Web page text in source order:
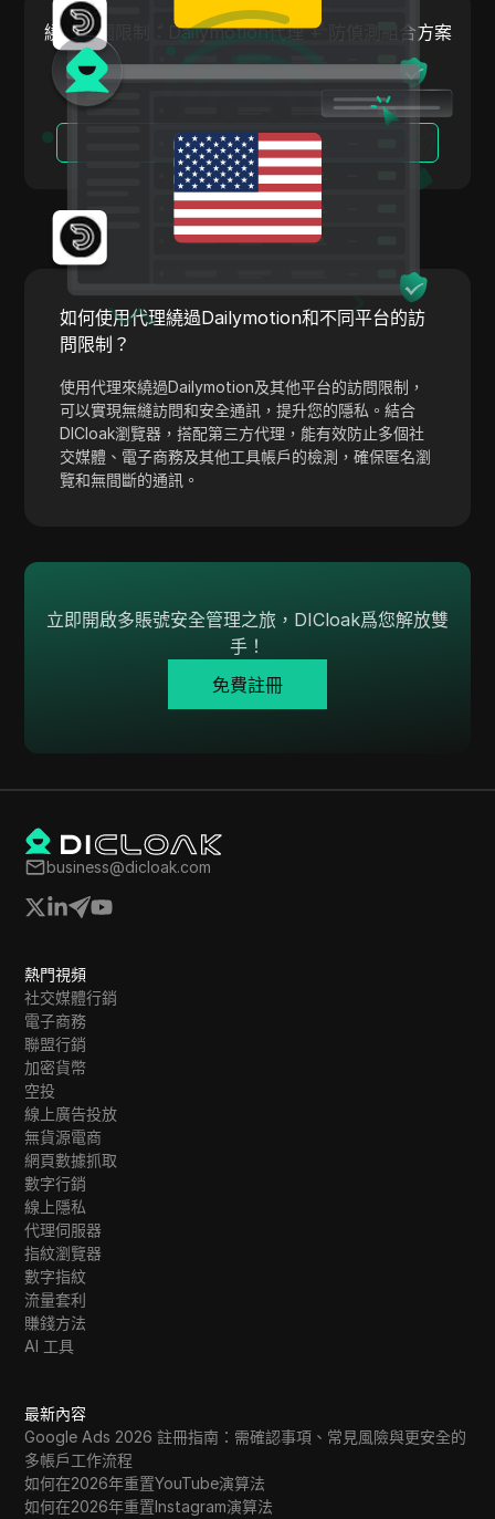
Payoneer
PayPal
Pinterest
PropellerAds
Quora
Rakuten
Reddit
Reddit Ads
Shopee
Shopify
Telegram
TransferWise
Tumblr
Twitch
Upwork
Venmo
Vimeo
VKontakte
Walmart Marketplace
Wayfair
WeChat
Western Union
WhatsApp Business
繞過美國限制：Dailymotion代理 + 防偵測組合方案
閱讀更多
如何使用代理繞過Dailymotion和不同平台的訪
問限制？
使用代理來繞過Dailymotion及其他平台的訪問限制，
可以實現無縫訪問和安全通訊，提升您的隱私。結合
DICloak瀏覽器，搭配第三方代理，能有效防止多個社
交媒體、電子商務及其他工具帳戶的檢測，確保匿名瀏
覽和無間斷的通訊。
立即開啟多賬號安全管理之旅，DICloak爲您解放雙
手！
免費註冊
business@dicloak.com
熱門視頻
社交媒體行銷
電子商務
聯盟行銷
加密貨幣
空投
線上廣告投放
無貨源電商
網頁數據抓取
數字行銷
線上隱私
代理伺服器
指紋瀏覽器
數字指紋
流量套利
賺錢方法
AI 工具
最新內容
Google Ads 2026 註冊指南：需確認事項、常見風險與更安全的
多帳戶工作流程
如何在2026年重置YouTube演算法
如何在2026年重置Instagram演算法